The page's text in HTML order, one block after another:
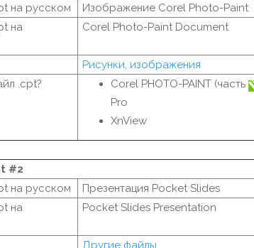
на русском
Изображение Corel Photo-Paint
на
Corel Photo-Paint Document
Рисунки, изображения
.cpt?
Corel PHOTO-PAINT (часть
Pro
XnView
#2
на русском
Презентация Pocket Slides
на
Pocket Slides Presentation
Другие файлы